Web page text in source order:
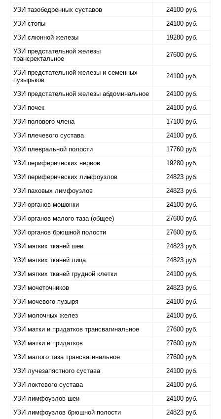
УЗИ тазобедренных суставов
24100 руб.
УЗИ стопы
24100 руб.
УЗИ слюнной железы
19280 руб.
УЗИ предстательной железы
трансректальное
27600 руб.
УЗИ предстательной железы и семенных
пузырьков
24100 руб.
УЗИ предстательной железы абдоминальное
24100 руб.
УЗИ почек
24100 руб.
УЗИ полового члена
17100 руб.
УЗИ плечевого сустава
24100 руб.
УЗИ плевральной полости
17760 руб.
УЗИ периферических нервов
19280 руб.
УЗИ периферических лимфоузлов
24823 руб.
УЗИ паховых лимфоузлов
24823 руб.
УЗИ органов мошонки
24100 руб.
УЗИ органов малого таза (общее)
27600 руб.
УЗИ органов брюшной полости
27600 руб.
УЗИ мягких тканей шеи
24823 руб.
УЗИ мягких тканей лица
24823 руб.
УЗИ мягких тканей грудной клетки
24100 руб.
УЗИ мочеточников
24823 руб.
УЗИ мочевого пузыря
24100 руб.
УЗИ молочных желез
24100 руб.
УЗИ матки и придатков трансвагинальное
27600 руб.
УЗИ матки и придатков
27600 руб.
УЗИ малого таза трансвагинальное
27600 руб.
УЗИ лучезапястного сустава
24100 руб.
УЗИ локтевого сустава
24100 руб.
УЗИ лимфоузлов шеи
24100 руб.
УЗИ лимфоузлов брюшной полости
24823 руб.